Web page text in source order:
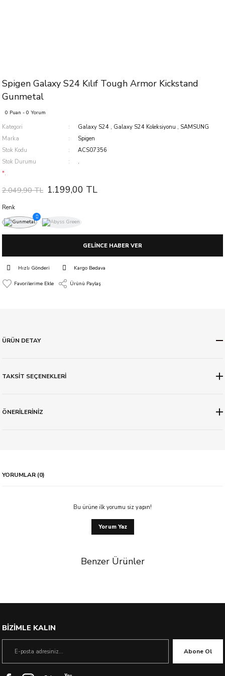
Spigen Galaxy S24 Kılıf Tough Armor Kickstand
Gunmetal
0 Puan - 0 Yorum
Kategori Galaxy S24 , Galaxy S24 Koleksiyonu , SAMSUNG
Marka
Spigen
Stok Kodu
ACS07356
Stok Durumu
.
*.
2.049,90 TL 1.199,00 TL
Renk
GELİNCE HABER VER
Hızlı Gönderi Kargo Bedava
Ürünü Paylaş
ÜRÜN DETAY
TAKSİT SEÇENEKLERİ
ÖNERİLERİNİZ
YORUMLAR (0)
Bu ürüne ilk yorumu siz yapın!
Yorum Yaz
Benzer Ürünler
BİZİMLE KALIN
Abone Ol